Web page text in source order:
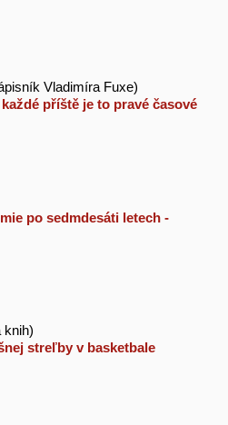
Vladimíra Fuxe)
příště je to pravé časové
po sedmdesáti letech -
knih)
streľby v basketbale